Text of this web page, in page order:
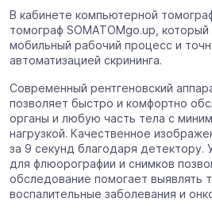
В кабинете компьютерной
томограф SOMATOMgo.up,
мобильный рабочий процесс и
автоматизацией скрининга.
Современный рентгеновский
позволяет быстро и комфортно
органы и любую часть тела с
нагрузкой. Качественное
за 9 секунд благодаря детектору.
для флюорографии и снимков
обследование помогает выявлять
воспалительные заболевания и